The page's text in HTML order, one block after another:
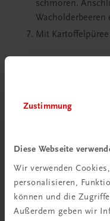
Zustimmung
Diese Webseite
Wir verwenden
personalisieren,
können und die
Außerdem geben wir
schmoren.
Wacholderbeeren
Mit
Mehr Rezepte